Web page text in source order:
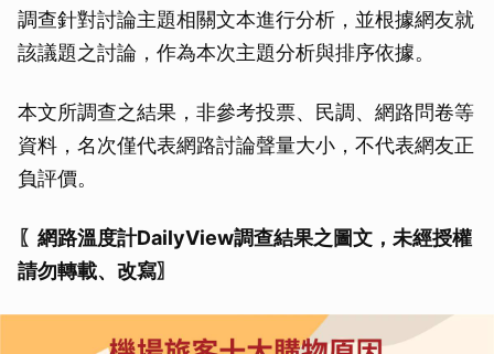
調查針對討論主題相關文本進行分析，並根據網友就
該議題之討論，作為本次主題分析與排序依據。
本文所調查之結果，非參考投票、民調、網路問卷等
資料，名次僅代表網路討論聲量大小，不代表網友正
負評價。
〖網路溫度計DailyView調查結果之圖文，未經授權
請勿轉載、改寫〗